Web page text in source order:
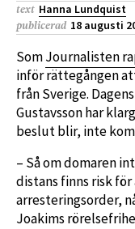
text Hanna Lundquist
publicerad 18 augusti
SomJournalisten
inför rättegången
från Sverige.
Gustavsson har
beslut blir, inte
– Så om domaren
distans finns risk
arresteringsorder,
Joakims